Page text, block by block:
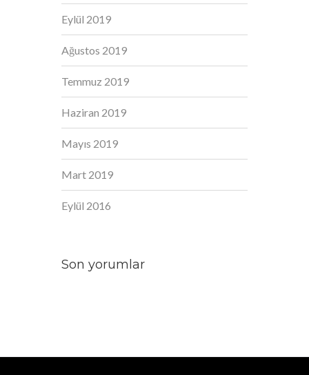
Eylül 2019
Ağustos 2019
Temmuz 2019
Haziran 2019
Mayıs 2019
Mart 2019
Eylül 2016
Son yorumlar